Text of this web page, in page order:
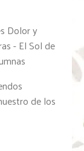
de los